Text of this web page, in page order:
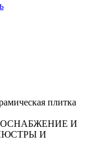
плитка
И
И